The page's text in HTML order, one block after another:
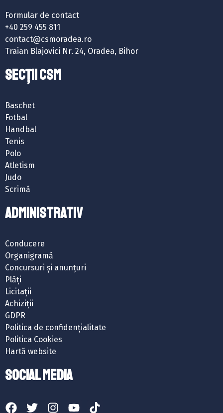
Formular de contact
+40 259 455 811
contact@csmoradea.ro
Traian Blajovici Nr. 24, Oradea, Bihor
SECȚII CSM
Baschet
Fotbal
Handbal
Tenis
Polo
Atletism
Judo
Scrimă
ADMINISTRATIV
Conducere
Organigramă
Concursuri și anunțuri
Plăți
Licitații
Achiziții
GDPR
Politica de confidențialitate
Politica Cookies
Hartă website
SOCIAL MEDIA